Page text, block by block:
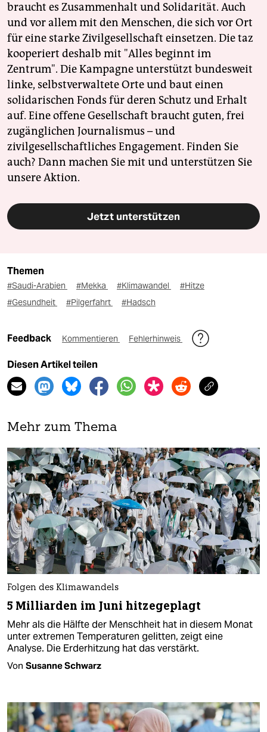
braucht es Zusammenhalt und Solidarität. Auch
und vor allem mit den Menschen, die sich vor Ort
für eine starke Zivilgesellschaft einsetzen. Die taz
kooperiert deshalb mit "Alles beginnt im
Zentrum". Die Kampagne unterstützt bundesweit
linke, selbstverwaltete Orte und baut einen
solidarischen Fonds für deren Schutz und Erhalt
auf. Eine offene Gesellschaft braucht guten, frei
zugänglichen Journalismus – und
zivilgesellschaftliches Engagement. Finden Sie
auch? Dann machen Sie mit und unterstützen Sie
unsere Aktion.
Jetzt unterstützen
Themen
#Saudi-Arabien #Mekka #Klimawandel
#Hitze
#Gesundheit
#Pilgerfahrt #Hadsch
Feedback Kommentieren Fehlerhinweis
Diesen Artikel teilen
Mehr zum Thema
Folgen des Klimawandels
5 Milliarden im Juni hitzegeplagt
Mehr als die Hälfte der Menschheit hat in diesem Monat
unter extremen Temperaturen gelitten, zeigt eine
Analyse. Die Erderhitzung hat das verstärkt.
Von Susanne Schwarz